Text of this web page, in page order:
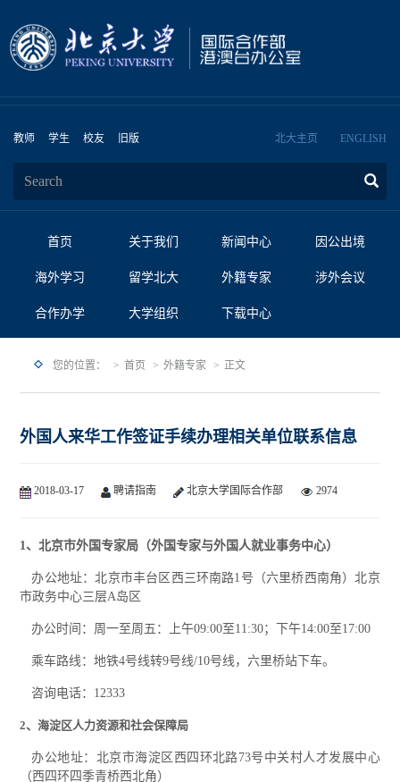
教师 学生 校友 旧版 北大主页 ENGLISH
首页 关于我们 新闻中心 因公出境
海外学习 留学北大 外籍专家 涉外会议
合作办学 大学组织 下载中心
您的位置： 首页 外籍专家 正文
外国人来华工作签证手续办理相关单位联系信息
2018-03-17 聘请指南 北京大学国际合作部 2974
1、北京市外国专家局（外国专家与外国人就业事务中心）
办公地址：北京市丰台区西三环南路1号（六里桥西南角）北京
市政务中心三层A岛区
办公时间：周一至周五：上午09:00至11:30；下午14:00至17:00
乘车路线：地铁4号线转9号线/10号线，六里桥站下车。
咨询电话：12333
2、海淀区人力资源和社会保障局
办公地址：北京市海淀区西四环北路73号中关村人才发展中心
（西四环四季青桥西北角）